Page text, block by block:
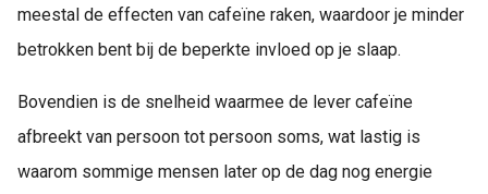
meestal de effecten van cafeïne raken, waardoor je minder
betrokken bent bij de beperkte invloed op je slaap.
Bovendien is de snelheid waarmee de lever cafeïne
afbreekt van persoon tot persoon soms, wat lastig is
waarom sommige mensen later op de dag nog energie